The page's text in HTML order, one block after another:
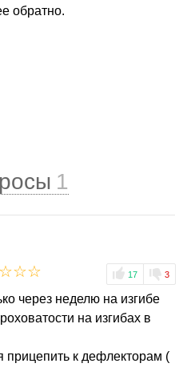
обратно.
1
17 3
☆
☆
☆
через неделю на изгибе
на изгибах в
прицепить к дефлекторам (